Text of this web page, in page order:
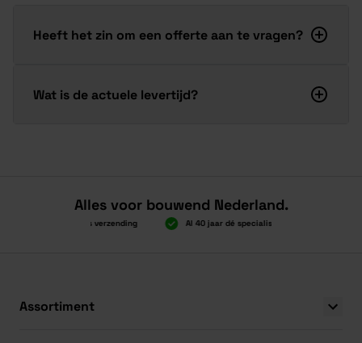
Heeft het zin om een offerte aan te vragen?
Wat is de actuele levertijd?
Alles voor bouwend Nederland.
Boven 2.000 gratis verzending Al 40 jaar dé specialist
Assortiment